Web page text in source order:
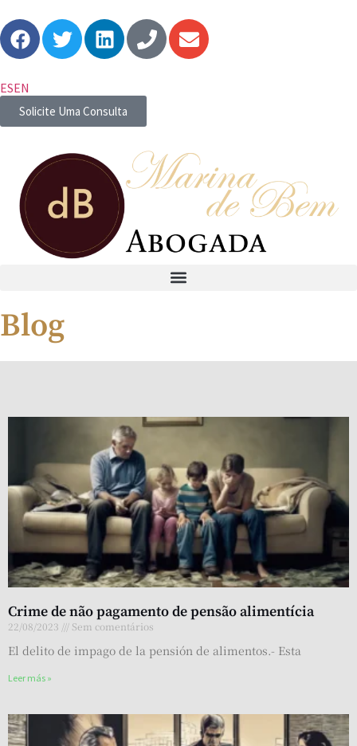
ESEN
Solicite Uma Consulta
Blog
Crime de não pagamento de pensão alimentícia
22/08/2023 Sem comentários
El delito de impago de la pensión de alimentos.- Esta
Leer más »